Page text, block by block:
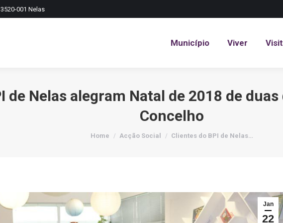
001 Nelas
Município Viver
de Nelas alegram Natal de 2018 de
Concelho
You are here:
Home Acção Social Clientes do BPI de Nelas…
Jan
22
Município Viver